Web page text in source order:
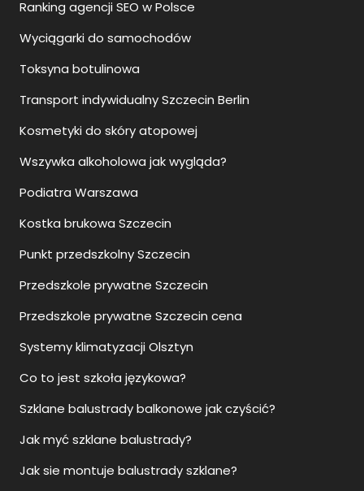
Ranking agencji SEO w Polsce
Wyciągarki do samochodów
Toksyna botulinowa
Transport indywidualny Szczecin Berlin
Kosmetyki do skóry atopowej
Wszywka alkoholowa jak wygląda?
Podiatra Warszawa
Kostka brukowa Szczecin
Punkt przedszkolny Szczecin
Przedszkole prywatne Szczecin
Przedszkole prywatne Szczecin cena
Systemy klimatyzacji Olsztyn
Co to jest szkoła językowa?
Szklane balustrady balkonowe jak czyścić?
Jak myć szklane balustrady?
Jak sie montuje balustrady szklane?